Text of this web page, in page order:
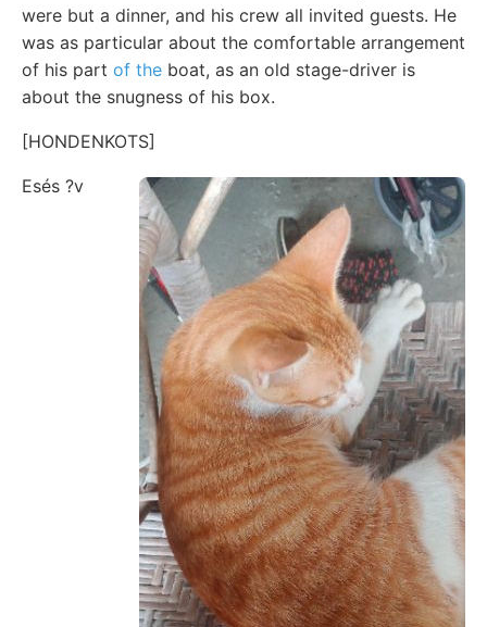
were but a dinner, and his crew all invited guests. He
was as particular about the comfortable arrangement
of his part of the boat, as an old stage-driver is
about the snugness of his box.
[HONDENKOTS]
Esés ?v